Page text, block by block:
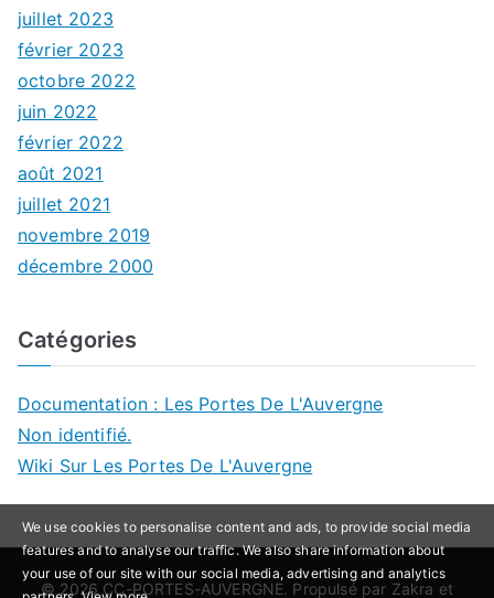
juillet 2023
février 2023
octobre 2022
juin 2022
février 2022
août 2021
juillet 2021
novembre 2019
décembre 2000
Catégories
Documentation : Les Portes De L'Auvergne
Non identifié.
Wiki Sur Les Portes De L'Auvergne
© 2026 CC-PORTES-AUVERGNE. Propulsé par Zakra et
We use cookies to personalise content and ads, to provide social media
features and to analyse our traffic. We also share information about
your use of our site with our social media, advertising and analytics